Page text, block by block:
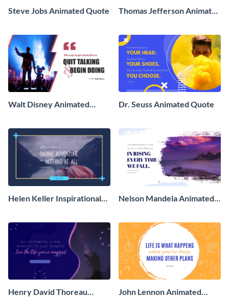
Steve Jobs Animated Quote
Thomas Jefferson Animated
Walt Disney Animated
Dr. Seuss Animated Quote
Helen Keller Inspirational
Nelson Mandela Animated
Henry David Thoreau John Lennon Animated